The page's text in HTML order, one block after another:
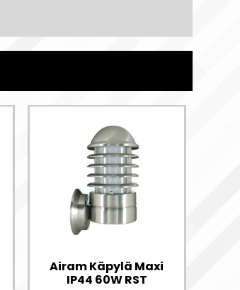
Airam Käpylä Maxi
IP44 60W RST